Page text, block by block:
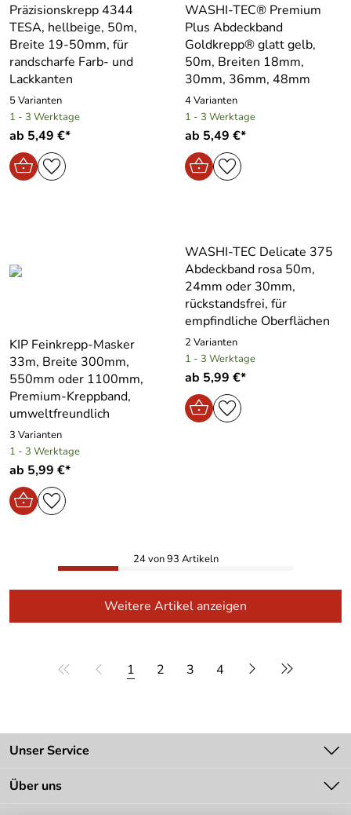
Präzisionskrepp 4344
TESA, hellbeige, 50m,
Breite 19-50mm, für
randscharfe Farb- und
Lackkanten
5 Varianten
1 - 3 Werktage
ab 5,49 €*
WASHI-TEC® Premium
Plus Abdeckband
Goldkrepp® glatt gelb,
50m, Breiten 18mm,
30mm, 36mm, 48mm
4 Varianten
1 - 3 Werktage
ab 5,49 €*
KIP Feinkrepp-Masker
33m, Breite 300mm,
550mm oder 1100mm,
Premium-Kreppband,
umweltfreundlich
3 Varianten
1 - 3 Werktage
ab 5,99 €*
WASHI-TEC Delicate 375
Abdeckband rosa 50m,
24mm oder 30mm,
rückstandsfrei, für
empfindliche Oberflächen
2 Varianten
1 - 3 Werktage
ab 5,99 €*
24 von 93 Artikeln
Weitere Artikel anzeigen
1 2 3 4
Unser Service
Kontakt
Über uns